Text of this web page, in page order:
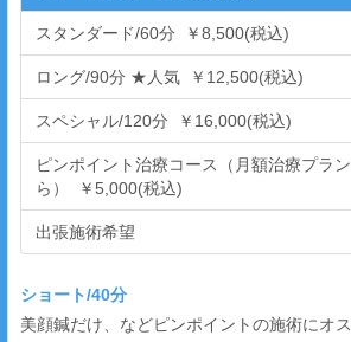
スタンダード/60分 ￥8,500(税込)
ロング/90分 ★人気 ￥12,500(税込)
スペシャル/120分 ￥16,000(税込)
ピンポイント治療コース（月額治療プラ
ら） ￥5,000(税込)
出張施術希望
ショート/40分
美顔鍼だけ、などピンポイントの施術にオ
● ●
● ●
10:30